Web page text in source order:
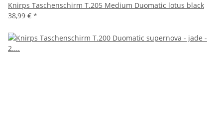
Knirps Taschenschirm T.205 Medium Duomatic lotus black
38,99 € *